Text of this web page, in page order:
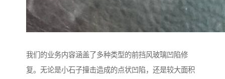
我们的业务内容涵盖了多种类型的前挡风玻璃凹陷修
复。无论是小石子撞击造成的点状凹陷，还是较大面积